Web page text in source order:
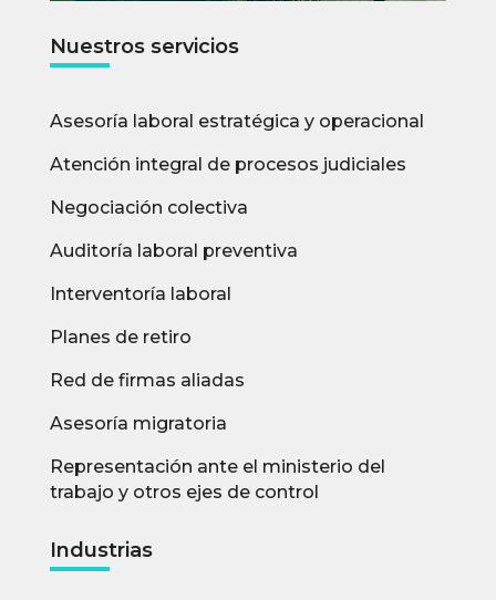
Nuestros servicios
Asesoría laboral estratégica y operacional
Atención integral de procesos judiciales
Negociación colectiva
Auditoría laboral preventiva
Interventoría laboral
Planes de retiro
Red de firmas aliadas
Asesoría migratoria
Representación ante el ministerio del
trabajo y otros ejes de control
Industrias